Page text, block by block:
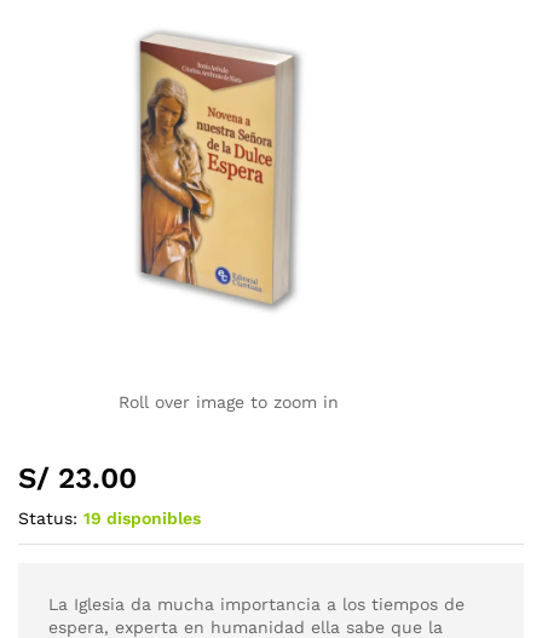
Roll over image to zoom in
S/ 23.00
Status: 19 disponibles
La Iglesia da mucha importancia a los tiempos de
espera, experta en humanidad ella sabe que la